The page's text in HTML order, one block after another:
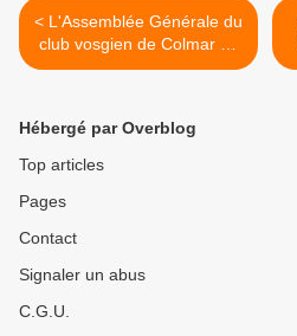
< L'Assemblée Générale du
club vosgien de Colmar 28
avril 2019.
Hébergé par Overblog
Top articles
Pages
Contact
Signaler un abus
C.G.U.